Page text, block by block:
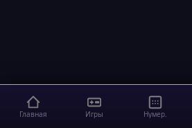
Главная Игры Нумер.